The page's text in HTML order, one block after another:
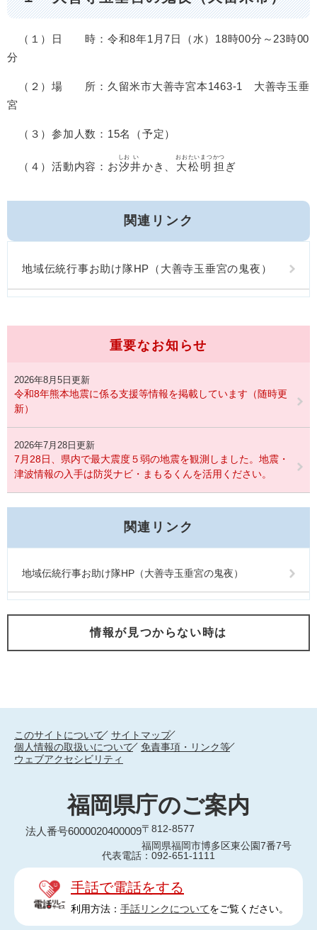
（１）日 時：令和8年1月7日（水）18時00分～23時00
分
（２）場 所：久留米市大善寺宮本1463-1 大善寺玉垂
宮
（３）参加人数：15名（予定）
（４）活動内容：お汐
しお
井
い
かき、 大松明
おおたいまつ
担
かつ
ぎ
関連リンク
地域伝統行事お助け隊HP（大善寺玉垂宮の鬼夜）
重要なお知らせ
2026年8月5日更新
令和8年熊本地震に係る支援等情報を掲載しています（随時更
新）
2026年7月28日更新
7月28日、県内で最大震度５弱の地震を観測しました。地震・
津波情報の入手は防災ナビ・まもるくんを活用ください。
関連リンク
地域伝統行事お助け隊HP（大善寺玉垂宮の鬼夜）
情報が見つからない時は
このサイトについて
サイトマップ
個人情報の取扱いについて
免責事項・リンク等
ウェブアクセシビリティ
福岡県庁のご案内
法人番号6000020400009〒812-8577
福岡県福岡市博多区東公園7番7号
代表電話：092-651-1111
手話で電話をする
利用方法： 手話リンクについてをご覧ください。